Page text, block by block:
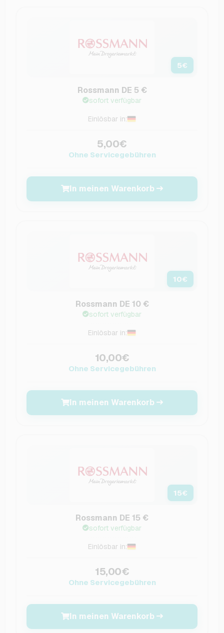
5€
Rossmann DE 5 €
sofort verfügbar
Einlösbar in:
5,00€
Ohne Servicegebühren
In meinen Warenkorb
10€
Rossmann DE 10 €
sofort verfügbar
Einlösbar in:
10,00€
Ohne Servicegebühren
In meinen Warenkorb
15€
Rossmann DE 15 €
sofort verfügbar
Einlösbar in:
15,00€
Ohne Servicegebühren
In meinen Warenkorb